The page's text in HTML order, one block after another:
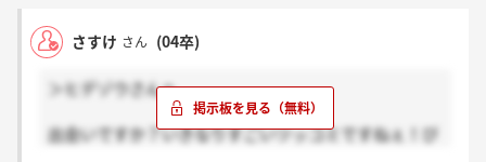
さすけ さん (04卒)
＞ヒデゾウさんへ
出会いですか？いきなりすごいツッコミですねぇ！び